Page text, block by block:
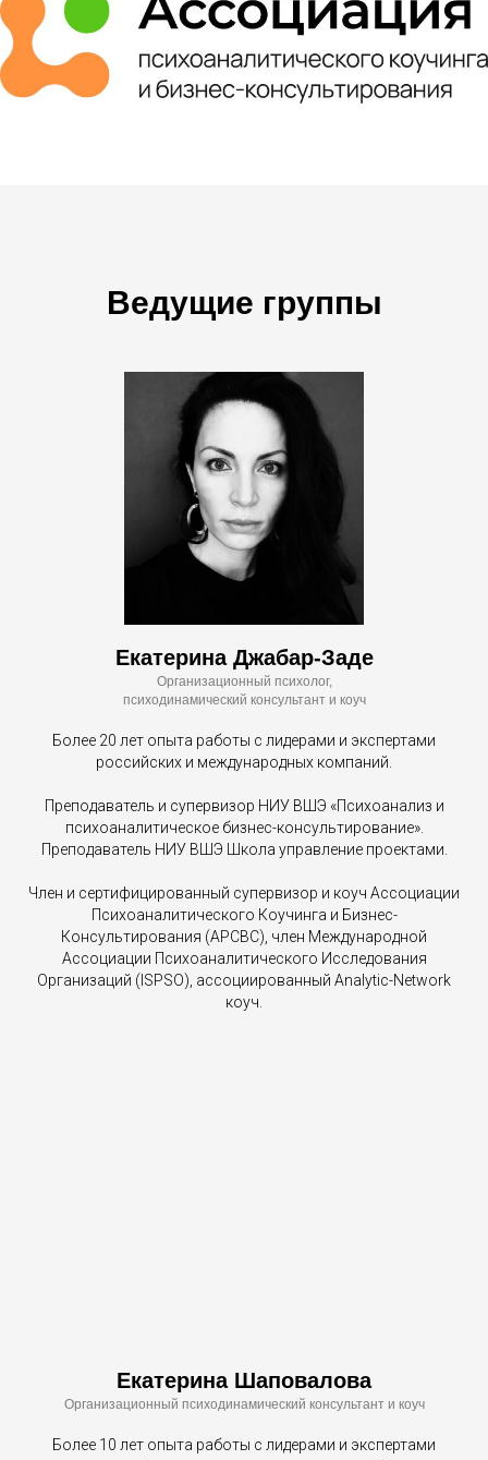
Ведущие группы
Екатерина Джабар-Заде
Организационный психолог,
психодинамический консультант и коуч
Более 20 лет опыта работы с лидерами и экспертами
российских и международных компаний.
Преподаватель и супервизор НИУ ВШЭ «Психоанализ и
психоаналитическое бизнес-консультирование».
Преподаватель НИУ ВШЭ Школа управление проектами.
Член и сертифицированный супервизор и коуч Ассоциации
Психоаналитического Коучинга и Бизнес-
Консультирования (APCBC), член Международной
Ассоциации Психоаналитического Исследования
Организаций (ISPSO), ассоциированный Analytic-Network
коуч.
Екатерина Шаповалова
Организационный психодинамический консультант и коуч
Более 10 лет опыта работы с лидерами и экспертами